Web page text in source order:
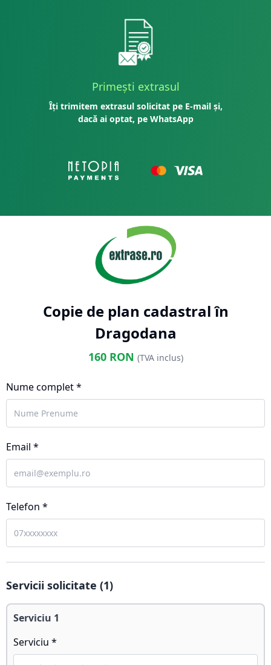
Primești extrasul
Îți trimitem extrasul solicitat pe E-mail și,
dacă ai optat, pe WhatsApp
Copie de plan cadastral în
Dragodana
160RON (TVA inclus)
Nume complet *
Email *
Telefon *
Servicii solicitate (1)
Serviciu 1
Serviciu *